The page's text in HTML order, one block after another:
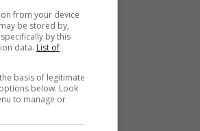
sono
davanti via
in
a Rio
in legno,
from your device
be stored by,
by this
data. List of
basis of legitimate
below. Look
to manage or